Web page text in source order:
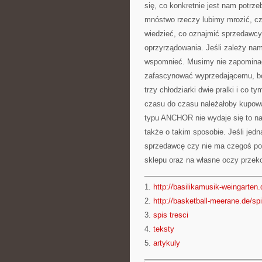
się, co konkretnie jest nam
mnóstwo rzeczy lubimy mrozić,
wiedzieć, co oznajmić
oprzyrządowania. Jeśli zależy
wspomnieć. Musimy nie
zafascynować wyprzedającemu,
trzy chłodziarki dwie pralki i co
czasu do czasu należałoby
typu ANCHOR nie wydaje się to
także o takim sposobie. Jeśli
sprzedawcę czy nie ma czegoś
sklepu oraz na własne oczy
1. http://basilikamusik-
2. http://basketball-meerane.de/
3. spis tresci
4. teksty
5. artykuly